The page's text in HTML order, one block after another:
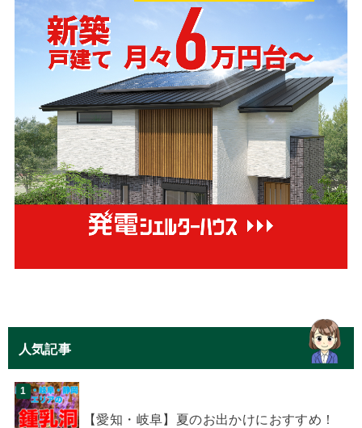
人気記事
【愛知・岐阜】夏のお出かけにおすすめ！